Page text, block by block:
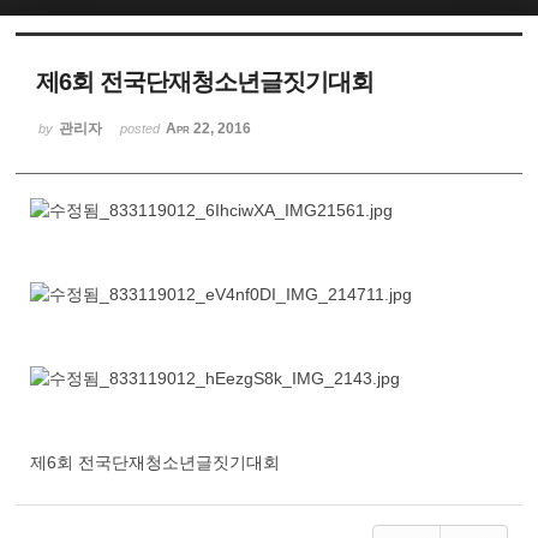
제6회 전국단재청소년글짓기대회
by 관리자 posted Apr 22, 2016
제6회 전국단재청소년글짓기대회